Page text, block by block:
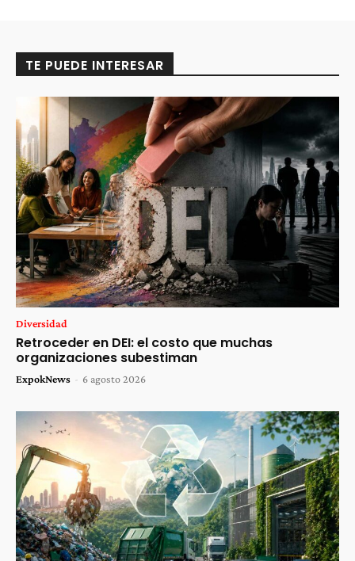
TE PUEDE INTERESAR
Diversidad
Retroceder en DEI: el costo que muchas
organizaciones subestiman
ExpokNews - 6 agosto 2026